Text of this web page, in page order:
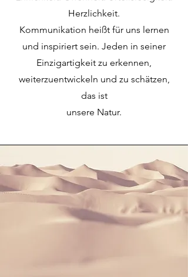
Herzlichkeit.
Kommunikation heißt für uns lernen
und inspiriert sein. Jeden in seiner
Einzigartigkeit zu erkennen,
weiterzuentwickeln und zu schätzen,
das ist
unsere Natur.